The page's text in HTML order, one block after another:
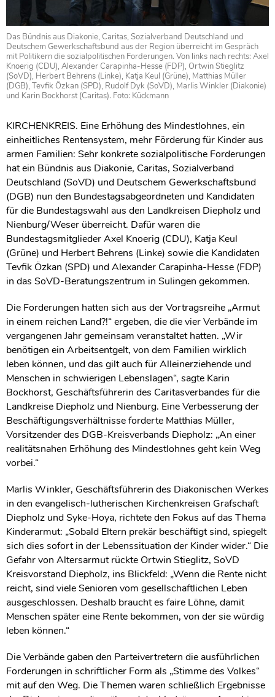
Das Bündnis aus Diakonie, Caritas, Sozialverband Deutschland und
Deutschem Gewerkschaftsbund aus der Region überreicht im Gespräch
mit Politikern die sozialpolitischen Forderungen. Von links nach rechts: Axel
Knoerig (CDU), Alexander Carapinha-Hesse (FDP), Ortwin Stieglitz
(SoVD), Herbert Behrens (Linke), Katja Keul (Grüne), Matthias Müller
(DGB), Tevfik Özkan (SPD), Rudolf Dyk (SoVD), Marlis Winkler (Diakonie)
und Karin Bockhorst (Caritas). Foto: Kückmann
KIRCHENKREIS. Eine Erhöhung des Mindestlohnes, ein
einheitliches Rentensystem, mehr Förderung für Kinder aus
armen Familien: Sehr konkrete sozialpolitische Forderungen
hat ein Bündnis aus Diakonie, Caritas, Sozialverband
Deutschland (SoVD) und Deutschem Gewerkschaftsbund
(DGB) nun den Bundestagsabgeordneten und Kandidaten
für die Bundestagswahl aus den Landkreisen Diepholz und
Nienburg/Weser überreicht. Dafür waren die
Bundestagsmitglieder Axel Knoerig (CDU), Katja Keul
(Grüne) und Herbert Behrens (Linke) sowie die Kandidaten
Tevfik Özkan (SPD) und Alexander Carapinha-Hesse (FDP)
in das SoVD-Beratungszentrum in Sulingen gekommen.
Die Forderungen hatten sich aus der Vortragsreihe „Armut
in einem reichen Land?!“ ergeben, die die vier Verbände im
vergangenen Jahr gemeinsam veranstaltet hatten. „Wir
benötigen ein Arbeitsentgelt, von dem Familien wirklich
leben können, und das gilt auch für Alleinerziehende und
Menschen in schwierigen Lebenslagen“, sagte Karin
Bockhorst, Geschäftsführerin des Caritasverbandes für die
Landkreise Diepholz und Nienburg. Eine Verbesserung der
Beschäftigungsverhältnisse forderte Matthias Müller,
Vorsitzender des DGB-Kreisverbands Diepholz: „An einer
realitätsnahen Erhöhung des Mindestlohnes geht kein Weg
vorbei.“
Marlis Winkler, Geschäftsführerin des Diakonischen Werkes
in den evangelisch-lutherischen Kirchenkreisen Grafschaft
Diepholz und Syke-Hoya, richtete den Fokus auf das Thema
Kinderarmut: „Sobald Eltern prekär beschäftigt sind, spiegelt
sich dies sofort in der Lebenssituation der Kinder wider.“ Die
Gefahr von Altersarmut rückte Ortwin Stieglitz, SoVD
Kreisvorstand Diepholz, ins Blickfeld: „Wenn die Rente nicht
reicht, sind viele Senioren vom gesellschaftlichen Leben
ausgeschlossen. Deshalb braucht es faire Löhne, damit
Menschen später eine Rente bekommen, von der sie würdig
leben können.“
Die Verbände gaben den Parteivertretern die ausführlichen
Forderungen in schriftlicher Form als „Stimme des Volkes“
mit auf den Weg. Die Themen waren schließlich Ergebnisse